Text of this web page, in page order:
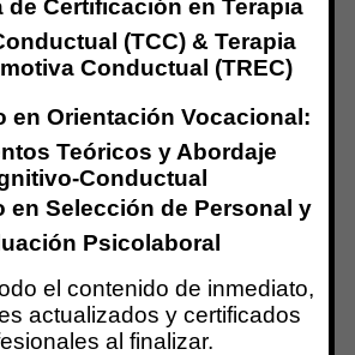
CERTIFICACIÓN DE
Positiva:
aplicada al Ámbito
EXPERTO EN
PSICOLOGÍA POSITIVA
EDUCATIVO Avalado por Centro
de Formación en Psicología &
de Certificación en Terapia
(TCC) & Terapia
Conductual (TREC)
en Orientación Vocacional:
Teóricos y Abordaje
Conductual
en Selección de Personal y
Psicolaboral
el contenido de inmediato,
actualizados y certificados
al finalizar.